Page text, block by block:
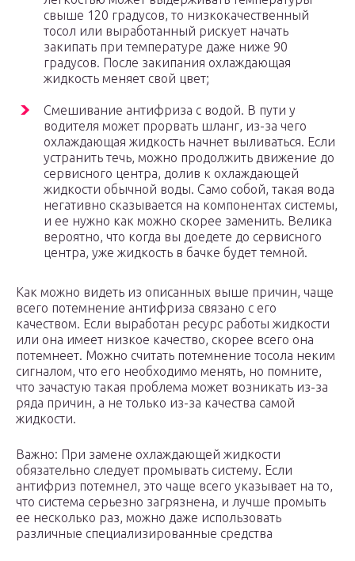
свыше 120 градусов, то низкокачественный
тосол или выработанный рискует начать
закипать при температуре даже ниже 90
градусов. После закипания охлаждающая
жидкость меняет свой цвет;
Смешивание антифриза с водой. В пути у
водителя может прорвать шланг, из-за чего
охлаждающая жидкость начнет выливаться. Если
устранить течь, можно продолжить движение до
сервисного центра, долив к охлаждающей
жидкости обычной воды. Само собой, такая вода
негативно сказывается на компонентах системы,
и ее нужно как можно скорее заменить. Велика
вероятно, что когда вы доедете до сервисного
центра, уже жидкость в бачке будет темной.
Как можно видеть из описанных выше причин, чаще
всего потемнение антифриза связано с его
качеством. Если выработан ресурс работы жидкости
или она имеет низкое качество, скорее всего она
потемнеет. Можно считать потемнение тосола неким
сигналом, что его необходимо менять, но помните,
что зачастую такая проблема может возникать из-за
ряда причин, а не только из-за качества самой
жидкости.
Важно: При замене охлаждающей жидкости
обязательно следует промывать систему. Если
антифриз потемнел, это чаще всего указывает на то,
что система серьезно загрязнена, и лучше промыть
ее несколько раз, можно даже использовать
различные специализированные средства